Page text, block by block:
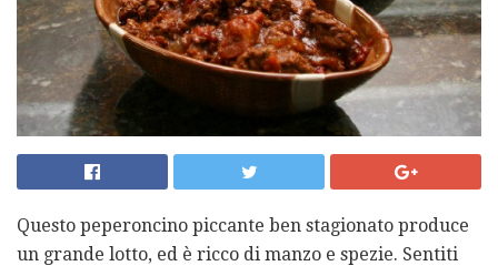
Questo peperoncino piccante ben stagionato produce
un grande lotto, ed è ricco di manzo e spezie. Sentiti